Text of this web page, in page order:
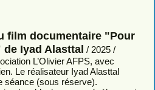
film documentaire "Pour
de Iyad Alasttal / 2025 /
L’Olivier AFPS, avec
Le réalisateur Iyad Alasttal
séance (sous réserve).